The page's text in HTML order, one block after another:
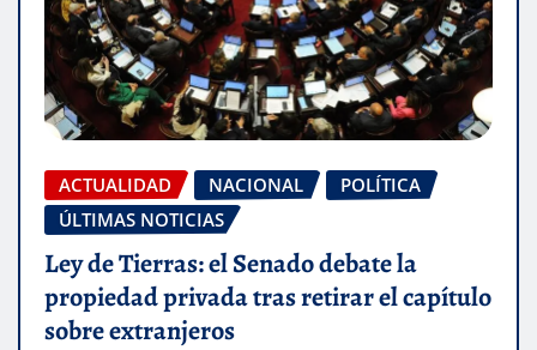
ACTUALIDAD NACIONAL
POLÍTICA
ÚLTIMAS NOTICIAS
Ley de Tierras: el Senado debate la
propiedad privada tras retirar el capítulo
sobre extranjeros